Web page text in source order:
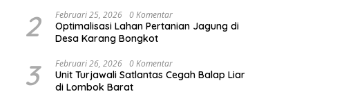
2 Februari 25, 2026 0 Komentar
Optimalisasi Lahan Pertanian Jagung di
Desa Karang Bongkot
3 Februari 26, 2026 0 Komentar
Unit Turjawali Satlantas Cegah Balap Liar
di Lombok Barat